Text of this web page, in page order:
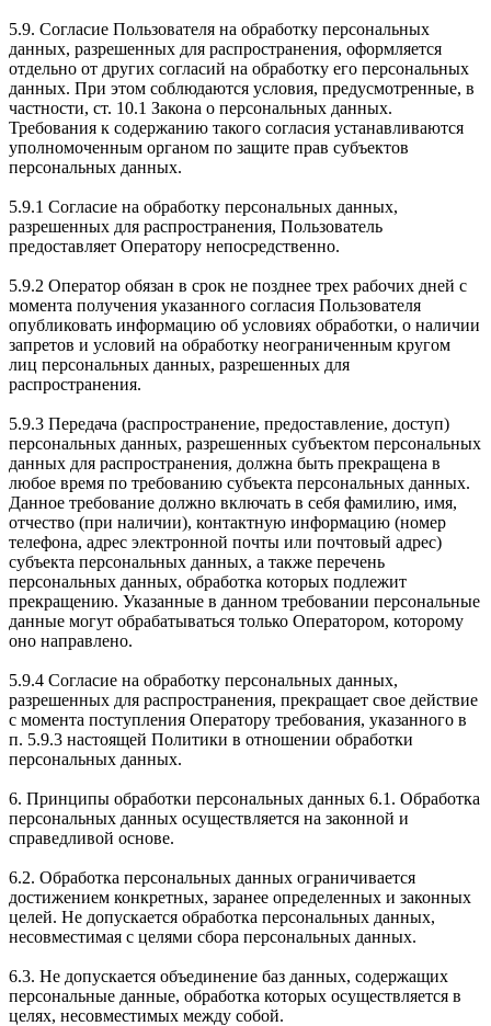
5.9. Согласие Пользователя на обработку персональных
данных, разрешенных для распространения, оформляется
отдельно от других согласий на обработку его персональных
данных. При этом соблюдаются условия, предусмотренные, в
частности, ст. 10.1 Закона о персональных данных.
Требования к содержанию такого согласия устанавливаются
уполномоченным органом по защите прав субъектов
персональных данных.
5.9.1 Согласие на обработку персональных данных,
разрешенных для распространения, Пользователь
предоставляет Оператору непосредственно.
5.9.2 Оператор обязан в срок не позднее трех рабочих дней с
момента получения указанного согласия Пользователя
опубликовать информацию об условиях обработки, о наличии
запретов и условий на обработку неограниченным кругом
лиц персональных данных, разрешенных для
распространения.
5.9.3 Передача (распространение, предоставление, доступ)
персональных данных, разрешенных субъектом персональных
данных для распространения, должна быть прекращена в
любое время по требованию субъекта персональных данных.
Данное требование должно включать в себя фамилию, имя,
отчество (при наличии), контактную информацию (номер
телефона, адрес электронной почты или почтовый адрес)
субъекта персональных данных, а также перечень
персональных данных, обработка которых подлежит
прекращению. Указанные в данном требовании персональные
данные могут обрабатываться только Оператором, которому
оно направлено.
5.9.4 Согласие на обработку персональных данных,
разрешенных для распространения, прекращает свое действие
с момента поступления Оператору требования, указанного в
п. 5.9.3 настоящей Политики в отношении обработки
персональных данных.
6. Принципы обработки персональных данных 6.1. Обработка
персональных данных осуществляется на законной и
справедливой основе.
6.2. Обработка персональных данных ограничивается
достижением конкретных, заранее определенных и законных
целей. Не допускается обработка персональных данных,
несовместимая с целями сбора персональных данных.
6.3. Не допускается объединение баз данных, содержащих
персональные данные, обработка которых осуществляется в
целях, несовместимых между собой.